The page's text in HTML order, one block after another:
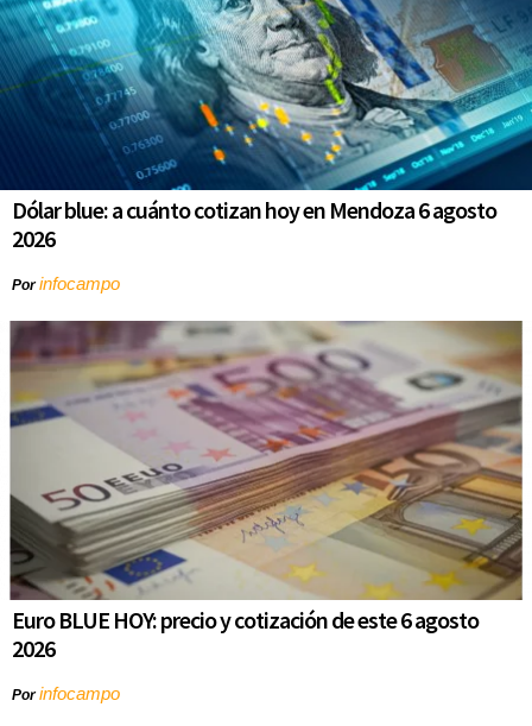
Dólar blue: a cuánto cotizan hoy en Mendoza 6 agosto
2026
Porinfocampo
Euro BLUE HOY: precio y cotización de este 6 agosto
2026
Porinfocampo